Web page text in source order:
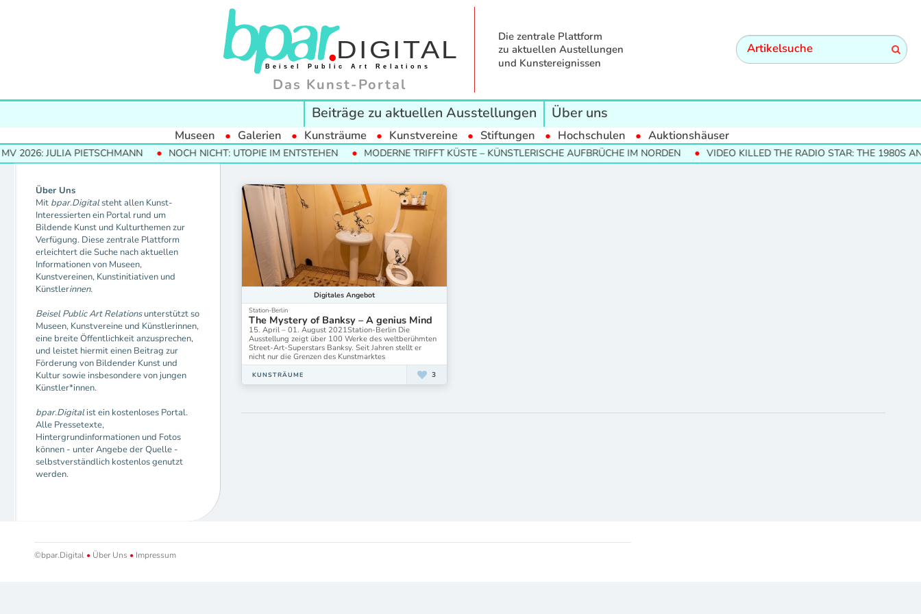
Das Kunst-Portal
Die zentrale Plattform
zu aktuellen Austellungen
und Kunstereignissen
Beiträge zu aktuellen Ausstellungen Über uns
Museen Galerien Kunsträume Kunstvereine Stiftungen Hochschulen Auktionshäuser
2026: JULIA PIETSCHMANN NOCH NICHT: UTOPIE IM ENTSTEHEN MODERNE TRIFFT KÜSTE – KÜNSTLERISCHE AUFBRÜCHE IM NORDEN VIDEO KILLED THE RADIO STAR: THE 1980S AND
Über Uns
Mit bpar.Digitalsteht allen Kunst-
Interessierten ein Portal rund um
Bildende Kunst und Kulturthemen zur
Verfügung. Diese zentrale Plattform
erleichtert die Suche nach aktuellen
Informationen von Museen,
Kunstvereinen, Kunstinitiativen und
Künstlerinnen.
Beisel Public Art Relationsunterstützt so
Museen, Kunstvereine und Künstlerinnen,
eine breite Öffentlichkeit anzusprechen,
und leistet hiermit einen Beitrag zur
Förderung von Bildender Kunst und
Kultur sowie insbesondere von jungen
Künstler*innen.
bpar.Digitalist ein kostenloses Portal.
Alle Pressetexte,
Hintergrundinformationen und Fotos
können - unter Angebe der Quelle -
selbstverständlich kostenlos genutzt
werden.
Digitales Angebot
Station-Berlin
The Mystery of Banksy – A genius Mind
15. April – 01. August 2021Station-Berlin Die
Ausstellung zeigt über 100 Werke des weltberühmten
Street-Art-Superstars Banksy. Seit Jahren stellt er
nicht nur die Grenzen des Kunstmarktes
KUNSTRÄUME 3
©bpar.Digital • Über Uns • Impressum